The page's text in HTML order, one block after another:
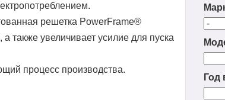
решетка PowerFrame®
также увеличивает усилие для пуска
процесс производства.
Год